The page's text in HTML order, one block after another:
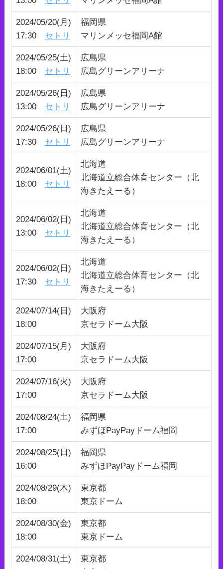
2024/05/20(月)
17:30 セトリ
福岡県
マリンメッセ福岡A館
2024/05/25(土)
18:00 セトリ
広島県
広島グリーンアリーナ
2024/05/26(日)
13:00 セトリ
広島県
広島グリーンアリーナ
2024/05/26(日)
17:30 セトリ
広島県
広島グリーンアリーナ
2024/06/01(土)
18:00 セトリ
北海道
北海道立総合体育センター（北
海きたえーる）
2024/06/02(日)
13:00 セトリ
北海道
北海道立総合体育センター（北
海きたえーる）
2024/06/02(日)
17:30 セトリ
北海道
北海道立総合体育センター（北
海きたえーる）
2024/07/14(日)
18:00
大阪府
京セラドーム大阪
2024/07/15(月)
17:00
大阪府
京セラドーム大阪
2024/07/16(火)
17:00
大阪府
京セラドーム大阪
2024/08/24(土)
17:00
福岡県
みずほPayPayドーム福岡
2024/08/25(日)
16:00
福岡県
みずほPayPayドーム福岡
2024/08/29(木)
18:00
東京都
東京ドーム
2024/08/30(金)
18:00
東京都
東京ドーム
2024/08/31(土)
東京都